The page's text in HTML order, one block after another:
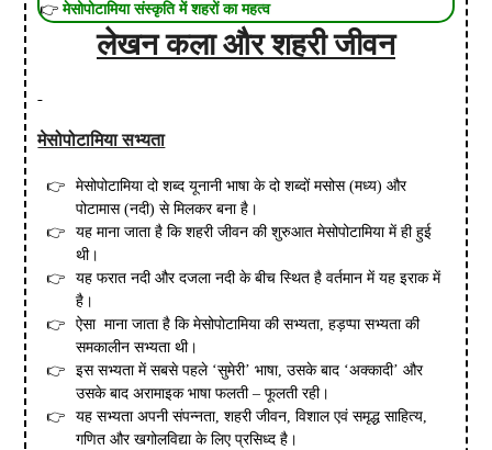
मेसोपोटामिया संस्कृति में शहरों का महत्व
लेखन कला और शहरी जीवन
मेसोपोटामिया सभ्यता
मेसोपोटामिया दो शब्द यूनानी भाषा के दो शब्दों मसोस (मध्य) और
पोटामास (नदी) से मिलकर बना है।
यह माना जाता है कि शहरी जीवन की शुरुआत मेसोपोटामिया में ही हुई
थी।
यह फरात नदी और दजला नदी के बीच स्थित है वर्तमान में यह इराक में
है।
ऐसा माना जाता है कि मेसोपोटामिया की सभ्यता, हड़प्पा सभ्यता की
समकालीन सभ्यता थी।
इस सभ्यता में सबसे पहले ‘सुमेरी’ भाषा, उसके बाद ‘अक्कादी’ और
उसके बाद अरामाइक भाषा फलती – फूलती रही।
यह सभ्यता अपनी संपन्नता, शहरी जीवन, विशाल एवं समृद्ध साहित्य,
गणित और खगोलविद्या के लिए प्रसिध्द है।